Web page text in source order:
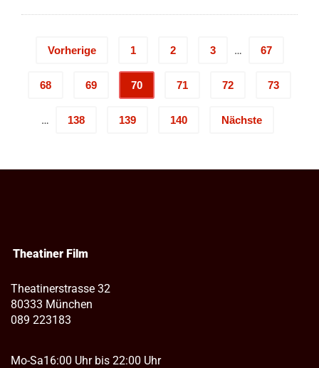
Vorherige 1 2 3 … 67
68 69 70 71 72 73
… 138 139 140 Nächste
Theatiner Film
Theatinerstrasse 32
80333 München
089 223183
Mo-Sa16:00 Uhr bis 22:00 Uhr